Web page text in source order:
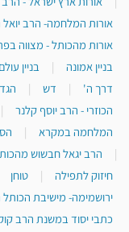
אורות המלחמה- הרב יואל
אורות מהכותל - מצווה
בניין אמונה
| בניין
דרך ה'
| דש |
הכוזרי - הרב יוסף קלנר
|
המלחמה במקרא
|
|
הרב יגאל חבשוש
חיזוק לתפילה
| טוחן
ירושמימה- מישיבת
כתבי יסוד במשנת הרב